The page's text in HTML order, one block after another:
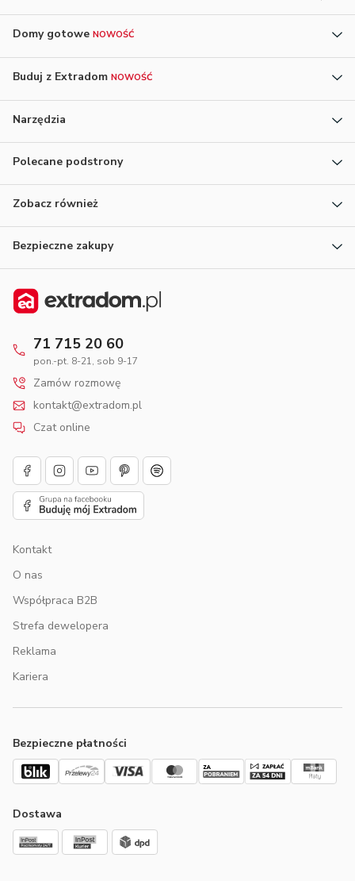
Domy gotowe NOWOŚĆ
Buduj z Extradom NOWOŚĆ
Narzędzia
Polecane podstrony
Zobacz również
Bezpieczne zakupy
71 715 20 60
pon.-pt. 8-21, sob 9-17
Zamów rozmowę
kontakt@extradom.pl
Czat online
Kontakt
O nas
Współpraca B2B
Strefa dewelopera
Reklama
Kariera
Bezpieczne płatności
Dostawa